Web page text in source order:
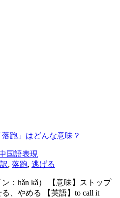
跑」はどんな意味？
国語表現
, 落跑, 逃げる
：hǎn kǎ） 【意味】ストップ
、やめる 【英語】to call it